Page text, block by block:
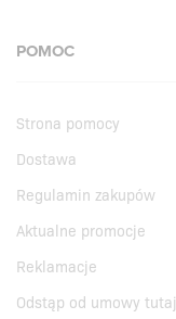
POMOC
Strona pomocy
Dostawa
Regulamin zakupów
Aktualne promocje
Reklamacje
Odstąp od umowy tutaj